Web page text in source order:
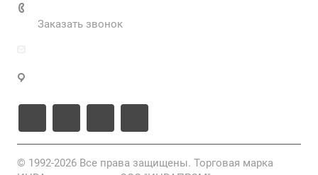
Заказать звонок
© 1992-2026 Все права защищены. Торговая марка